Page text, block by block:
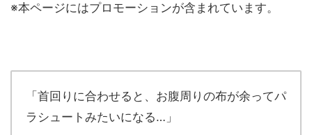
※本ページにはプロモーションが含まれています。
「首回りに合わせると、お腹周りの布が余ってパ
ラシュートみたいになる…」